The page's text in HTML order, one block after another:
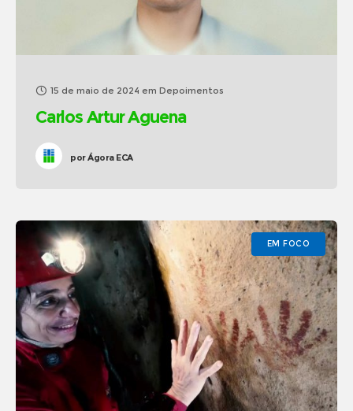
15 de maio de 2024 em Depoimentos
Carlos Artur Aguena
porÁgora ECA
EM FOCO